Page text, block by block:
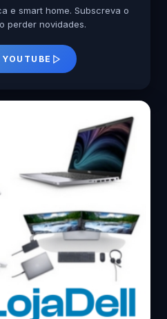
e smart home. Subscreva o
perder novidades.